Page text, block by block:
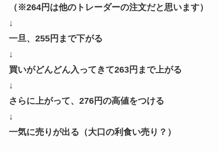
（※264円は他のトレーダーの注文だと思います）
↓
一旦、255円まで下がる
↓
買いがどんどん入ってきて263円まで上がる
↓
さらに上がって、276円の高値をつける
↓
一気に売りが出る（大口の利食い売り？）